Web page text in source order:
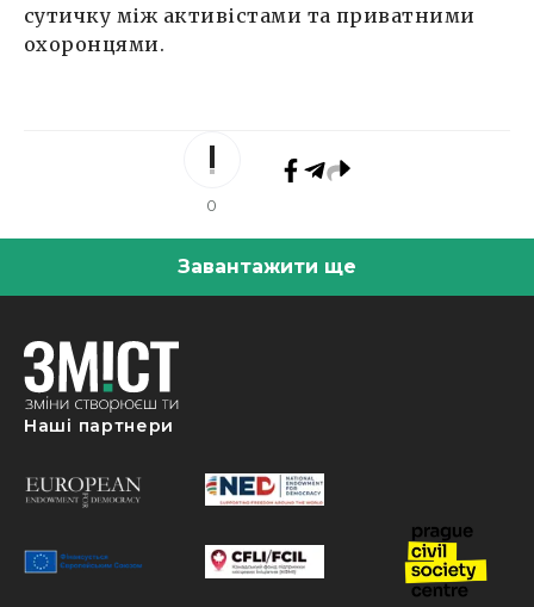
сутичку між активістами та приватними
охоронцями.
0
Завантажити ще
Наші партнери